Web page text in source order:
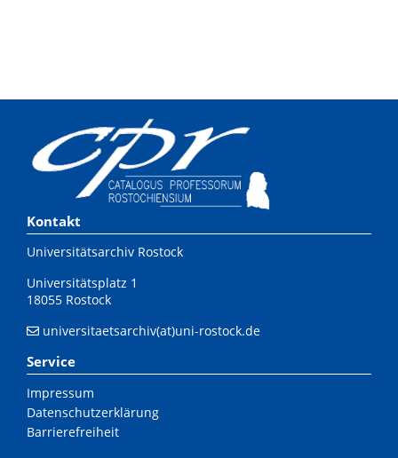
Kontakt
Universitätsarchiv Rostock
Universitätsplatz 1
18055 Rostock
universitaetsarchiv(at)uni-rostock.de
Service
Impressum
Datenschutzerklärung
Barrierefreiheit